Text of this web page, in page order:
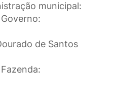
municipal:
de Santos